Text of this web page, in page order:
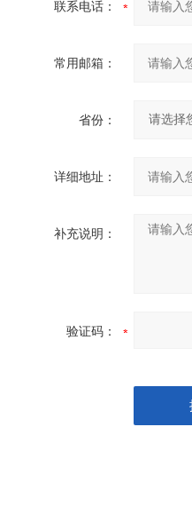
联系电话：
常用邮箱：
省份：
详细地址：
补充说明：
验证码：